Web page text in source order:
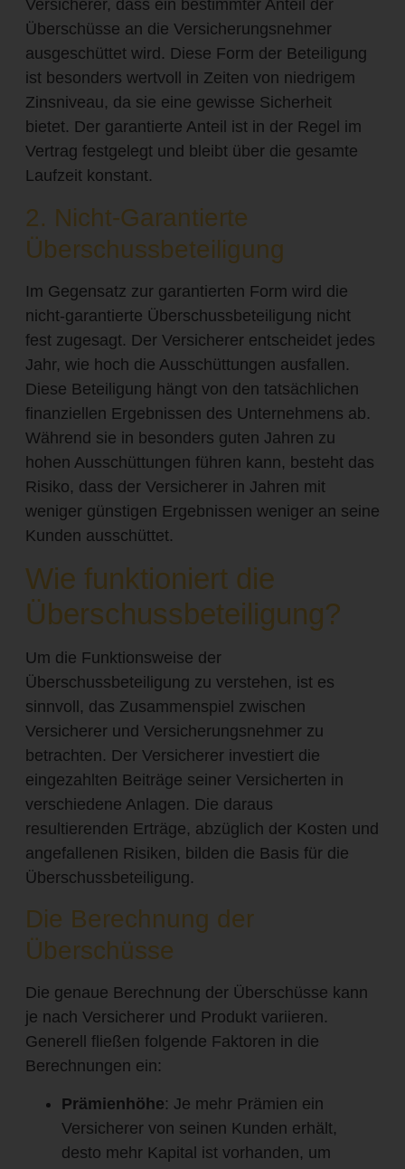
Versicherer, dass ein bestimmter Anteil der
Überschüsse an die Versicherungsnehmer
ausgeschüttet wird. Diese Form der Beteiligung
ist besonders wertvoll in Zeiten von niedrigem
Zinsniveau, da sie eine gewisse Sicherheit
bietet. Der garantierte Anteil ist in der Regel im
Vertrag festgelegt und bleibt über die gesamte
Laufzeit konstant.
2. Nicht-Garantierte
Überschussbeteiligung
Im Gegensatz zur garantierten Form wird die
nicht-garantierte Überschussbeteiligung nicht
fest zugesagt. Der Versicherer entscheidet jedes
Jahr, wie hoch die Ausschüttungen ausfallen.
Diese Beteiligung hängt von den tatsächlichen
finanziellen Ergebnissen des Unternehmens ab.
Während sie in besonders guten Jahren zu
hohen Ausschüttungen führen kann, besteht das
Risiko, dass der Versicherer in Jahren mit
weniger günstigen Ergebnissen weniger an seine
Kunden ausschüttet.
Wie funktioniert die
Überschussbeteiligung?
Um die Funktionsweise der
Überschussbeteiligung zu verstehen, ist es
sinnvoll, das Zusammenspiel zwischen
Versicherer und Versicherungsnehmer zu
betrachten. Der Versicherer investiert die
eingezahlten Beiträge seiner Versicherten in
verschiedene Anlagen. Die daraus
resultierenden Erträge, abzüglich der Kosten und
angefallenen Risiken, bilden die Basis für die
Überschussbeteiligung.
Die Berechnung der
Überschüsse
Die genaue Berechnung der Überschüsse kann
je nach Versicherer und Produkt variieren.
Generell fließen folgende Faktoren in die
Berechnungen ein:
Prämienhöhe: Je mehr Prämien ein
Versicherer von seinen Kunden erhält,
desto mehr Kapital ist vorhanden, um